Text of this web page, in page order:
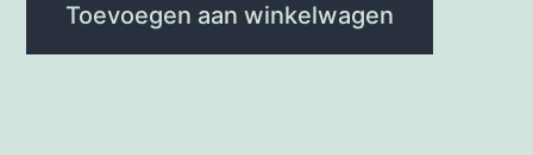
Toevoegen aan winkelwagen